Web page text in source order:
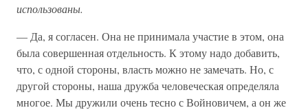
использованы.
— Да, я согласен. Она не принимала участие в этом, она
была совершенная отдельность. К этому надо добавить,
что, с одной стороны, власть можно не замечать. Но, с
другой стороны, наша дружба человеческая определяла
многое. Мы дружили очень тесно с Войновичем, а он же